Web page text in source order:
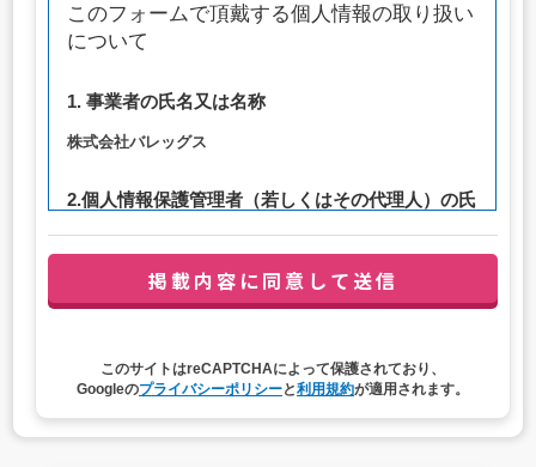
このフォームで頂戴する個人情報の取り扱い
について
1. 事業者の氏名又は名称
株式会社バレッグス
2.個人情報保護管理者（若しくはその代理人）の氏
連絡先：privacy@balleggs.co.jp
（1）お問い合わせ対応（本人への連絡を含む）のため
このサイトはreCAPTCHAによって保護されており、
Googleのプライバシーポリシーと利用規約が適用されます。